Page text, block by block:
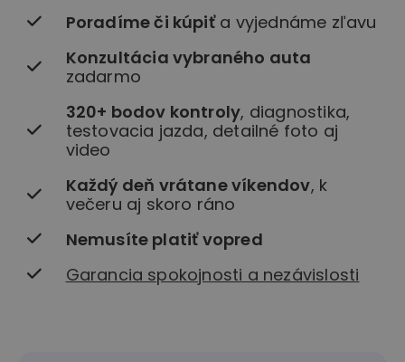
Poradíme či kúpiťa vyjednáme zľavu
Konzultácia vybraného auta
zadarmo
320+ bodov kontroly, diagnostika,
testovacia jazda, detailné foto aj
video
Každý deň vrátane víkendov, k
večeru aj skoro ráno
Nemusíte platiť vopred
Garancia spokojnosti a nezávislosti